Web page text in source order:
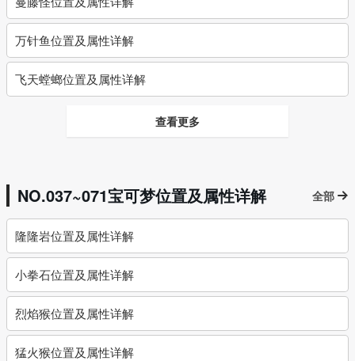
万针鱼位置及属性详解
飞天螳螂位置及属性详解
查看更多
NO.037~071宝可梦位置及属性详解 全部
隆隆岩位置及属性详解
小拳石位置及属性详解
烈焰猴位置及属性详解
猛火猴位置及属性详解